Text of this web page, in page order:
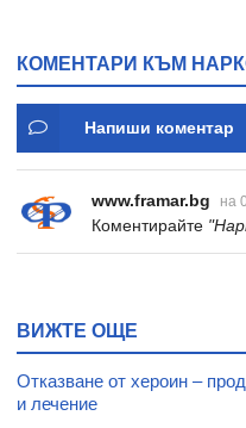
КОМЕНТАРИ КЪМ
Напиши коментар
www.framar.bg на
Коментирайте
ВИЖТЕ ОЩЕ
Отказване от хероин –
и лечение